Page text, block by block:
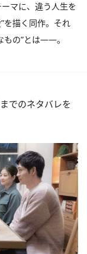
マに、違う人生を
を描く同作。それ
もの”とは――。
でのネタバレを